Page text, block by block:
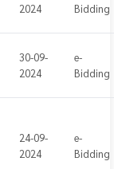
2024
Bidding
30-09-
2024
e-
Bidding
24-09-
2024
e-
Bidding